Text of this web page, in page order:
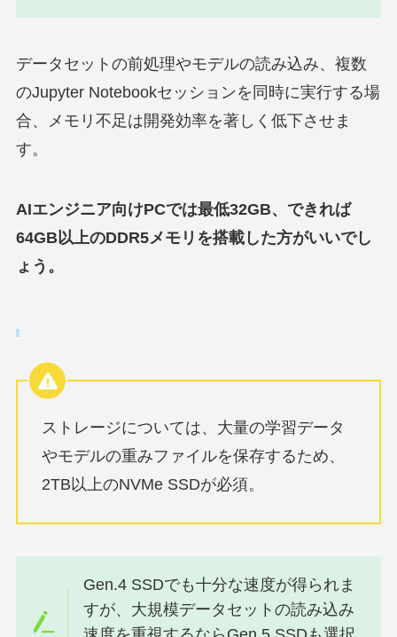
データセットの前処理やモデルの読み込み、複数
のJupyter Notebookセッションを同時に実行する場
合、メモリ不足は開発効率を著しく低下させま
す。
AIエンジニア向けPCでは最低32GB、できれば
64GB以上のDDR5メモリを搭載した方がいいでし
ょう。
ストレージについては、大量の学習データ
やモデルの重みファイルを保存するため、
2TB以上のNVMe SSDが必須。
Gen.4 SSDでも十分な速度が得られま
すが、大規模データセットの読み込み